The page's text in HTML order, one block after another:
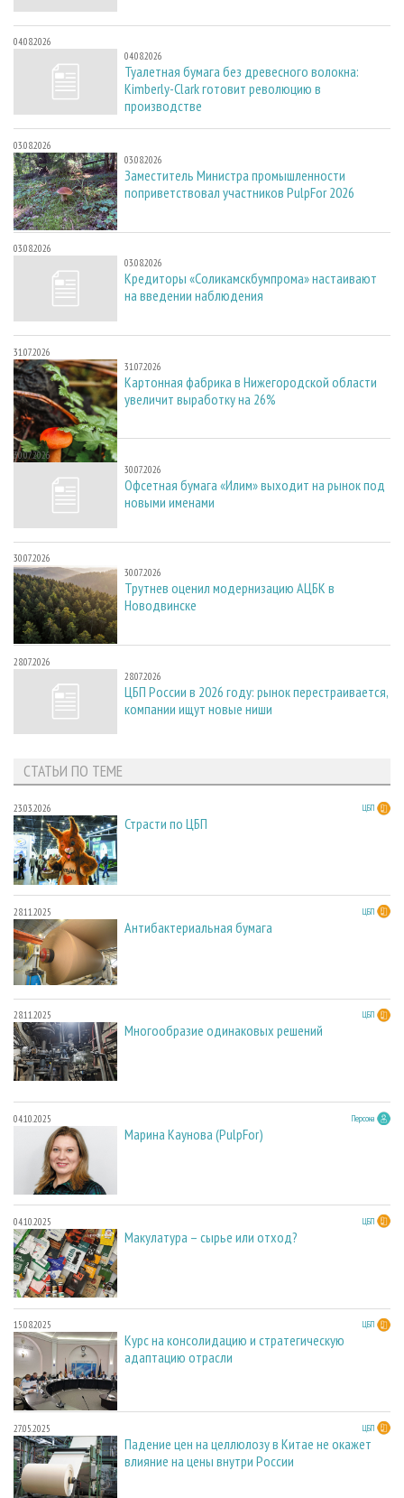
04.08.2026
04.08.2026
Туалетная бумага без древесного волокна:
Kimberly-Clark готовит революцию в
производстве
03.08.2026
03.08.2026
Заместитель Министра промышленности
поприветствовал участников PulpFor 2026
03.08.2026
03.08.2026
Кредиторы «Соликамскбумпрома» настаивают
на введении наблюдения
31.07.2026
31.07.2026
Картонная фабрика в Нижегородской области
увеличит выработку на 26%
30.07.2026
30.07.2026
Офсетная бумага «Илим» выходит на рынок под
новыми именами
30.07.2026
30.07.2026
Трутнев оценил модернизацию АЦБК в
Новодвинске
28.07.2026
28.07.2026
ЦБП России в 2026 году: рынок перестраивается,
компании ищут новые ниши
СТАТЬИ ПО ТЕМЕ
23.03.2026 ЦБП
Страсти по ЦБП
28.11.2025 ЦБП
Антибактериальная бумага
28.11.2025 ЦБП
Многообразие одинаковых решений
04.10.2025 Персона
Марина Каунова (PulpFor)
04.10.2025 ЦБП
Макулатура – сырье или отход?
15.08.2025 ЦБП
Курс на консолидацию и стратегическую
адаптацию отрасли
27.05.2025 ЦБП
Падение цен на целлюлозу в Китае не окажет
влияние на цены внутри России